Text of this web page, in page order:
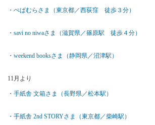
・ぺぱむらさま（東京都／西荻窪 徒歩３分）
・savi no niwaさま（滋賀県／篠原駅 徒歩４分）
・weekend booksさま（静岡県／沼津駅）
11月より
・手紙舎 文箱さま（長野県／松本駅）
・手紙舎 2nd STORYさま（東京都／柴崎駅）